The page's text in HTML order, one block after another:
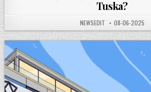
Tuska?
AUTHOR:
NEWSEDIT PUBLISHED
08-06-2025